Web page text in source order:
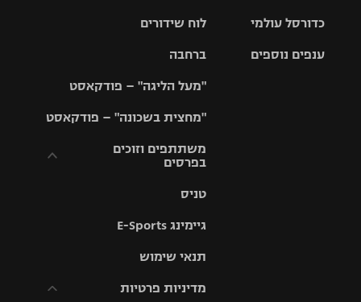
לוח שידורים
ברחבה
"מעל הליגה" – פודקאסט
"מחצית בשכונה" – פודקאסט
משתתפים וזוכים
בפרסים
וזוכים בפרסים
תקנון עבור פעילות
טניס
גיימינג E-Sports
תנאי שימוש
מדיניות פרטיות
גביע הטוטו
האלופות
ליגה
סל
כדורסל עולמי
ענפים נוספים